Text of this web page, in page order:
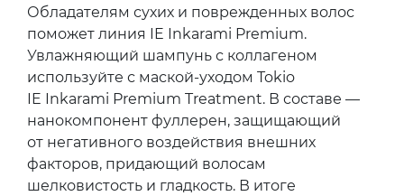
Обладателям сухих и поврежденных волос
поможет линия IE Inkarami Premium.
Увлажняющий шампунь с коллагеном
используйте с маской-уходом Tokio
IE Inkarami Premium Treatment. В составе —
нанокомпонент фуллерен, защищающий
от негативного воздействия внешних
факторов, придающий волосам
шелковистость и гладкость. В итоге